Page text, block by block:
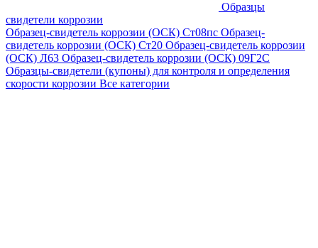
Образцы
свидетели коррозии
Образец-свидетель коррозии (ОСК) Ст08пс Образец-
свидетель коррозии (ОСК) Ст20 Образец-свидетель коррозии
(ОСК) Л63 Образец-свидетель коррозии (ОСК) 09Г2С
Образцы-свидетели (купоны) для контроля и определения
скорости коррозии Все категории